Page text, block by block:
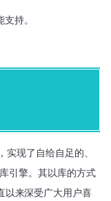
支持。
现了自给自足的、
引擎。其以库的方式
以来深受广大用户喜